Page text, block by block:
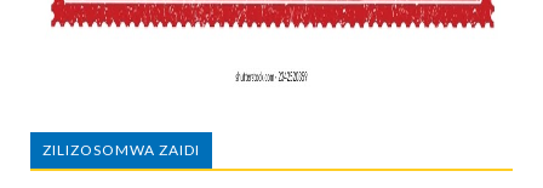
ZILIZOSOMWA ZAIDI